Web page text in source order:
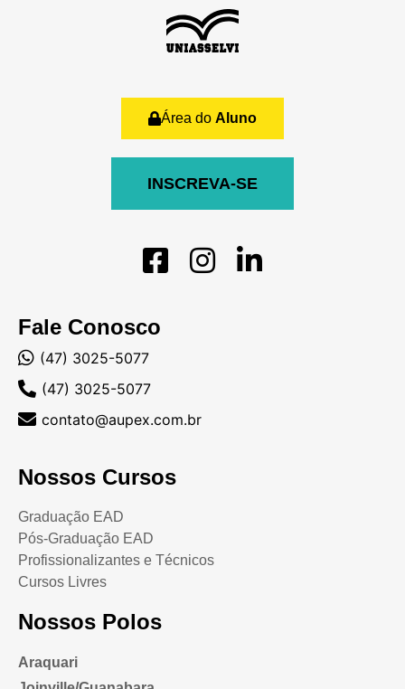
Fale Conosco
(47) 3025-5077
(47) 3025-5077
contato@aupex.com.br
Nossos Cursos
Graduação EAD
Pós-Graduação EAD
Profissionalizantes e Técnicos
Cursos Livres
Nossos Polos
Araquari
Área do Aluno
INSCREVA-SE